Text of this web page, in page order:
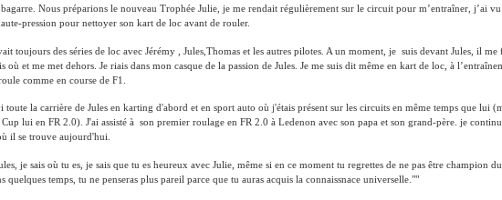
Nous préparions le nouveau Trophée Julie, je me rendait régulièrement sur le circuit pour m’entraîner, j’ai vu
pression pour nettoyer son kart de loc avant de rouler.
toujours des séries de loc avec Jérémy , Jules,Thomas et les autres pilotes. A un moment, je suis devant Jules, il
où et me met dehors. Je riais dans mon casque de la passion de Jules. Je me suis dit même en kart de loc, à
comme en course de F1.
toute la carrière de Jules en karting d'abord et en sport auto où j'étais présent sur les circuits en même temps que lui
Cup lui en FR 2.0). J'ai assisté à son premier roulage en FR 2.0 à Ledenon avec son papa et son grand-père. je
il se trouve aujourd'hui.
je sais où tu es, je sais que tu es heureux avec Julie, même si en ce moment tu regrettes de ne pas être champion
quelques temps, tu ne penseras plus pareil parce que tu auras acquis la connaissnace universelle.""